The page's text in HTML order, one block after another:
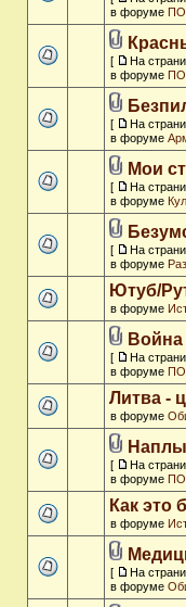
в форуме
[ На
в форуме
[ На
в форуме
Мои
[ На
в форуме
[ На
в форуме
Ютуб/
в форуме
Война
[ На
в форуме
Литва -
в форуме
[ На
в форуме
Как это
в форуме
[ На
в форуме